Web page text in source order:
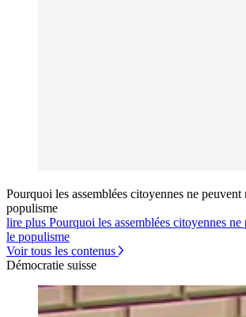
Pourquoi les assemblées citoyennes ne
populisme
lire plus Pourquoi les assemblées citoyennes
le populisme
Voir tous les contenus
Démocratie suisse